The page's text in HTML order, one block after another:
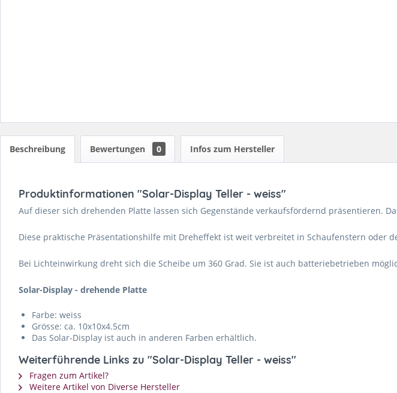
Beschreibung Bewertungen 0 Infos zum Hersteller
Produktinformationen "Solar-Display Teller - weiss"
Auf dieser sich drehenden Platte lassen sich Gegenstände verkaufsfördernd präsentieren.
Diese praktische Präsentationshilfe mit Dreheffekt ist weit verbreitet in Schaufenstern oder
Bei Lichteinwirkung dreht sich die Scheibe um 360 Grad. Sie ist auch batteriebetrieben
Solar-Display - drehende Platte
Farbe: weiss
Grösse: ca. 10x10x4.5cm
Das Solar-Display ist auch in anderen Farben erhältlich.
Weiterführende Links zu "Solar-Display Teller - weiss"
Fragen zum Artikel?
Weitere Artikel von Diverse Hersteller